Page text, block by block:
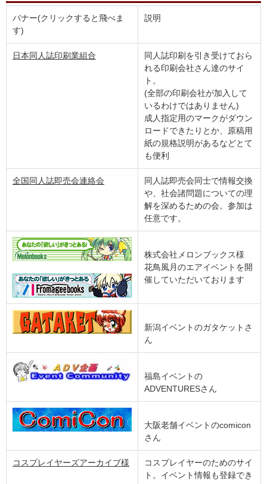
バナー(クリックすると飛べま
す)
説明
日本同人誌印刷業組合
同人誌印刷を引き受けておら
れる印刷会社さん達のサイ
ト。
(全部の印刷会社が加入して
いるわけではありません)
成人指定用のマークがダウン
ロードできたりとか、原稿用
紙の規格説明があるなどとて
も便利
全国同人誌即売会連絡会
同人誌即売会同士で情報交換
や、社会諸問題についての理
解を深めるための会。参加は
任意です。
株式会社メロンブックス様
花鳥風月のエアイベントを開
催していただいております
新潟イベントのガタケットさ
ん
福島イベントの
ADVENTURESさん
大阪老舗イベントのcomicon
さん
コスプレイヤーズアーカイブ様
コスプレイヤーのためのサイ
ト。イベント情報も登録でき